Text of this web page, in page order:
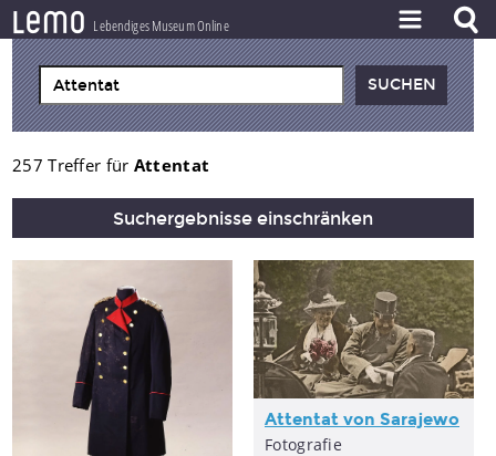
lemo Lebendiges Museum Online
ZEITSTRAHL
THEMEN
ZEITZEUGEN
BESTAND
PROJEKT
257 Treffer für Attentat
Suchergebnisse einschränken
Attentat von Sarajewo
Fotografie